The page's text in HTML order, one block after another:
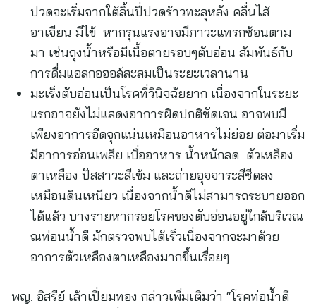
ปวดจะเริ่มจากใต้ลิ้นปี่ปวดร้าวทะลุหลัง คลื่นไส้
อาเจียน มีไข้ หากรุนแรงอาจมีภาวะแทรกซ้อนตาม
มา เช่นถุงน้ำหรือมีเนื้อตายรอบๆตับอ่อน สัมพันธ์กับ
การดื่มแอลกอฮอล์สะสมเป็นระยะเวลานาน
มะเร็งตับอ่อนเป็นโรคที่วินิจฉัยยาก เนื่องจากในระยะ
แรกอาจยังไม่แสดงอาการผิดปกติชัดเจน อาจพบมี
เพียงอาการอืดจุกแน่นเหมือนอาหารไม่ย่อย ต่อมาเริ่ม
มีอาการอ่อนเพลีย เบื่ออาหาร น้ำหนักลด ตัวเหลือง
ตาเหลือง ปัสสาวะสีเข้ม และถ่ายอุจจาระสีซีดลง
เหมือนดินเหนียว เนื่องจากน้ำดีไม่สามารถระบายออก
ได้แล้ว บางรายหากรอยโรคของตับอ่อนอยู่ใกล้บริเวณ
ณท่อนน้ำดี มักตรวจพบได้เร็วเนื่องจากจะมาด้วย
อาการตัวเหลืองตาเหลืองมากขึ้นเรื่อยๆ
พญ. อิสรีย์ เล้าเปี่ยมทอง กล่าวเพิ่มเติมว่า “โรคท่อน้ำดี